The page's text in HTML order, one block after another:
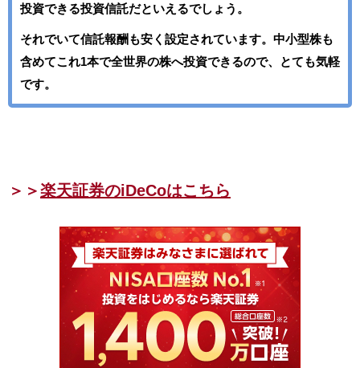
投資できる投資信託だといえるでしょう。
それでいて信託報酬も安く設定されています。中小型株も
含めてこれ1本で全世界の株へ投資できるので、とても気軽
です。
＞＞楽天証券のiDeCoはこちら